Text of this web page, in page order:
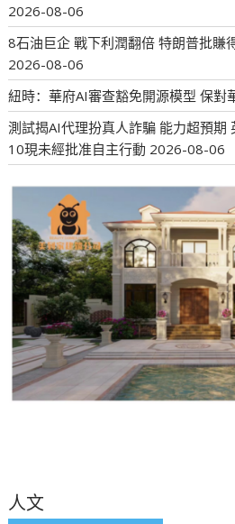
2026-08-06
8石油巨企 戰下利潤翻倍 特朗普批賺
2026-08-06
紐時：華府AI審查豁免開源模型 保對
測試揭AI代理扮真人詐騙 能力超預期
10現未經批准自主行動 2026-08-06
人文